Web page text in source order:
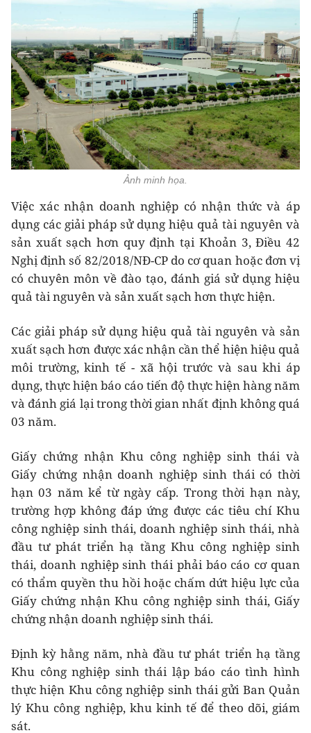
Ảnh minh họa.
Việc xác nhận doanh nghiệp có nhận thức và áp
dụng các giải pháp sử dụng hiệu quả tài nguyên và
sản xuất sạch hơn quy định tại Khoản 3, Điều 42
Nghị định số 82/2018/NĐ-CP do cơ quan hoặc đơn vị
có chuyên môn về đào tạo, đánh giá sử dụng hiệu
quả tài nguyên và sản xuất sạch hơn thực hiện.
Các giải pháp sử dụng hiệu quả tài nguyên và sản
xuất sạch hơn được xác nhận cần thể hiện hiệu quả
môi trường, kinh tế - xã hội trước và sau khi áp
dụng, thực hiện báo cáo tiến độ thực hiện hàng năm
và đánh giá lại trong thời gian nhất định không quá
03 năm.
Giấy chứng nhận Khu công nghiệp sinh thái và
Giấy chứng nhận doanh nghiệp sinh thái có thời
hạn 03 năm kể từ ngày cấp. Trong thời hạn này,
trường hợp không đáp ứng được các tiêu chí Khu
công nghiệp sinh thái, doanh nghiệp sinh thái, nhà
đầu tư phát triển hạ tầng Khu công nghiệp sinh
thái, doanh nghiệp sinh thái phải báo cáo cơ quan
có thẩm quyền thu hồi hoặc chấm dứt hiệu lực của
Giấy chứng nhận Khu công nghiệp sinh thái, Giấy
chứng nhận doanh nghiệp sinh thái.
Định kỳ hằng năm, nhà đầu tư phát triển hạ tầng
Khu công nghiệp sinh thái lập báo cáo tình hình
thực hiện Khu công nghiệp sinh thái gửi Ban Quản
lý Khu công nghiệp, khu kinh tế để theo dõi, giám
sát.